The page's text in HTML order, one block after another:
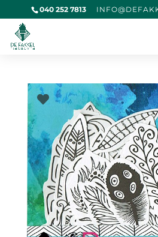
040 252 7813 KAFED
@OFNI
Producten